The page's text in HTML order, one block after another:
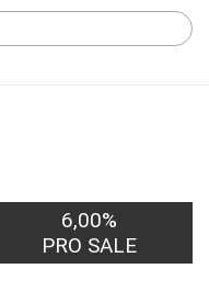
6,00%
PRO SALE